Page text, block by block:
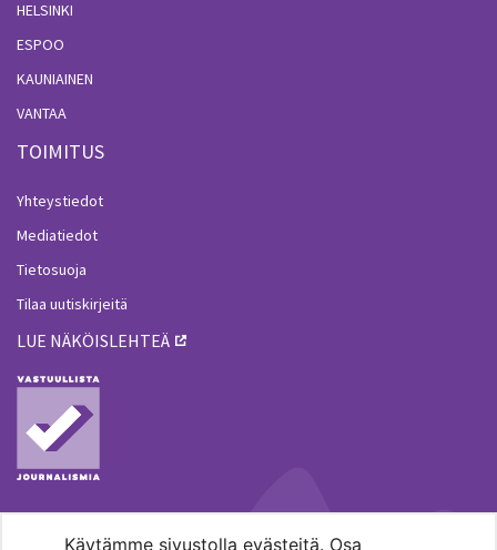
Käytämme sivustolla evästeitä. Osa
HELSINKI
ESPOO
KAUNIAINEN
VANTAA
TOIMITUS
Yhteystiedot
Mediatiedot
Tietosuoja
Tilaa uutiskirjeitä
LUE NÄKÖISLEHTEÄ